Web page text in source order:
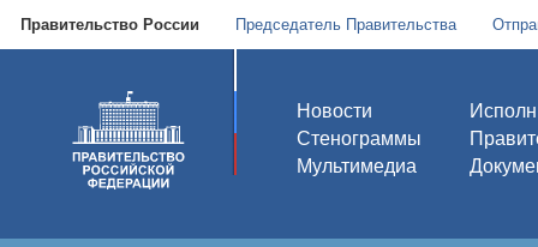
Правительство России Председатель Правительства
Новости
Стенограммы
Мультимедиа